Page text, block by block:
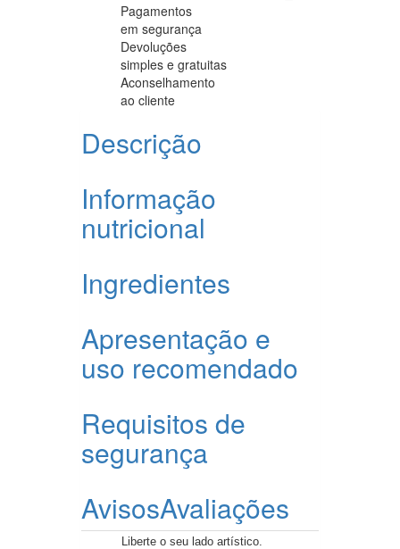
Pagamentos
em segurança
Devoluções
simples e gratuitas
Aconselhamento
ao cliente
Descrição
Informação
nutricional
Ingredientes
Apresentação e
uso recomendado
Requisitos de
segurança
AvisosAvaliações
Liberte o seu lado artístico.